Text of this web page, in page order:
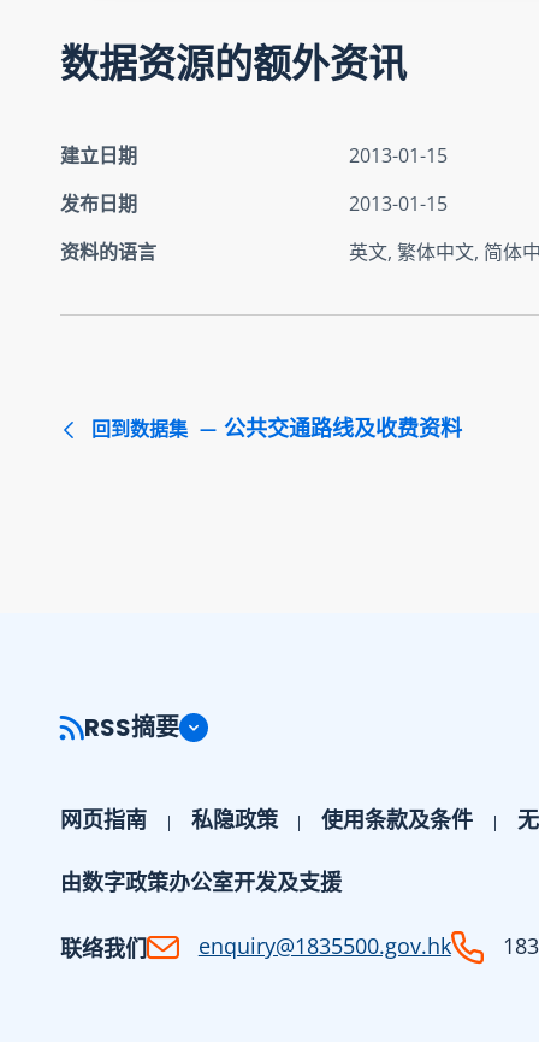
数据资源的额外资讯
建立日期
2013-01-15
发布日期
2013-01-15
资料的语言
英文, 繁体中文, 简体
回到数据集 公共交通路线及收费资料
RSS摘要
网页指南 私隐政策 使用条款及条件
由数字政策办公室开发及支援
联络我们 enquiry@1835500.gov.hk